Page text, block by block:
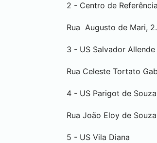
2 - Centro de
Rua Augusto de Mari,
3 - US Salvador Allende
Rua Celeste Tortato
4 - US Parigot de Souza
Rua João Eloy de
5 - US Vila Diana